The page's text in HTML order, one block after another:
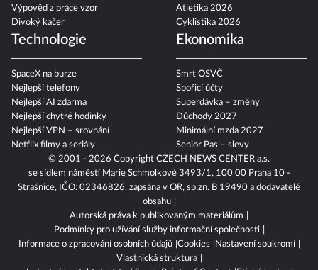
© 2001 - 2026 Copyright CZECH NEWS CENTER a.s.
se sídlem náměstí Marie Schmolkové 3493/1, 100 00 Praha 10 -
Strašnice, IČO: 02346826, zapsána v OR, sp.zn. B 19490 a dodavatelé
obsahu
Autorská práva k publikovaným materiálům
Podmínky pro užívání služby informační společnosti
Informace o zpracování osobních údajů Cookies
Nastavení soukromí
Vlastnická struktura
Výpověď z práce vzor
Divoký kačer
Atletika 2026
Cyklistika 2026
Technologie
SpaceX na burze
Nejlepší telefony
Nejlepší AI zdarma
Nejlepší chytré hodinky
Nejlepší VPN – srovnání
Netflix filmy a seriály
Ekonomika
Smrt OSVČ
Spořicí účty
Superdávka – změny
Důchody 2027
Minimální mzda 2027
Senior Pas – slevy